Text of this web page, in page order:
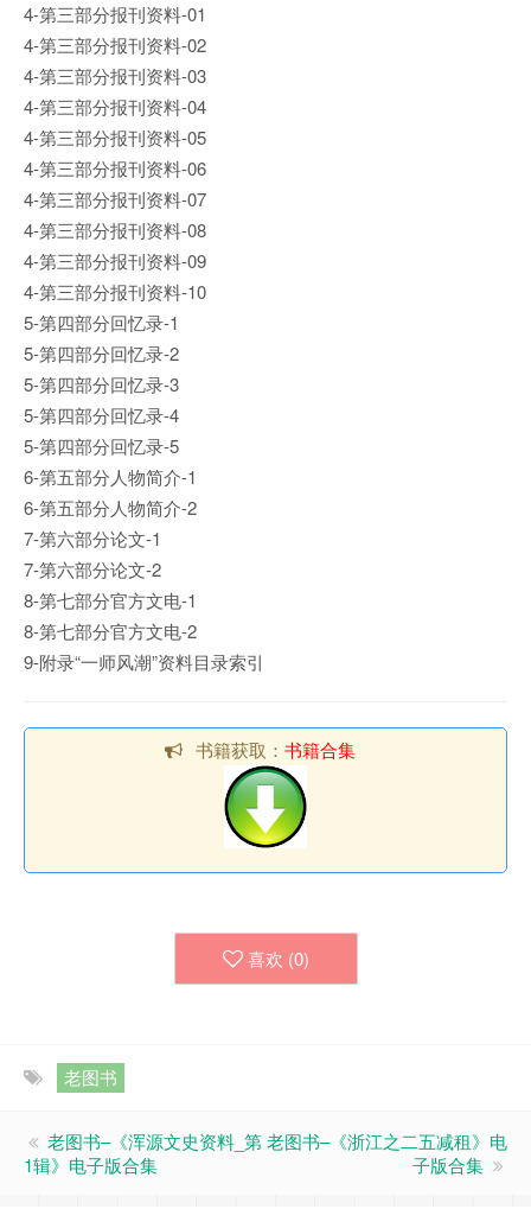
4-第三部分报刊资料-01
4-第三部分报刊资料-02
4-第三部分报刊资料-03
4-第三部分报刊资料-04
4-第三部分报刊资料-05
4-第三部分报刊资料-06
4-第三部分报刊资料-07
4-第三部分报刊资料-08
4-第三部分报刊资料-09
4-第三部分报刊资料-10
5-第四部分回忆录-1
5-第四部分回忆录-2
5-第四部分回忆录-3
5-第四部分回忆录-4
5-第四部分回忆录-5
6-第五部分人物简介-1
6-第五部分人物简介-2
7-第六部分论文-1
7-第六部分论文-2
8-第七部分官方文电-1
8-第七部分官方文电-2
9-附录“一师风潮”资料目录索引
书籍获取： 书籍合集
喜欢 (0)
老图书
老图书–《浑源文史资料_第
1辑》电子版合集
老图书–《浙江之二五减租》电
子版合集